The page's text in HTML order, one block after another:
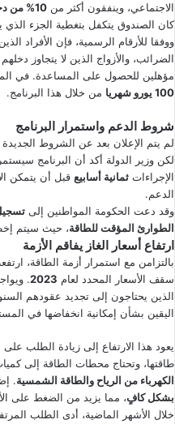
الاجتماعي، وينفقون أكثر من 10% من دخلهم
كان الصندوق يتكفل بتغطية الجزء الذي
ووفقا للأرقام الرسمية، فإن الأفراد
الضرائب، والأزواج الذين لا يتجاوز
مؤهلين للحصول على المساعدة. في
100 يورو شهريا
من خلال هذا البرنامج.
شروط الدعم واستمرار البرنامج
لم يتم الإعلان بعد عن الشروط
لكن وزير الدولة أكد أن البرنامج
الإجراءات ثمانية أسابيع قبل أن يتمكن
الدعم.
وقد دعت الحكومة المواطنين إلى
الطوارئ المؤقت للطاقة، حيث سيتم
ارتفاع أسعار الغاز يفاقم الأزمة
بالتزامن مع استمرار أزمة الطاقة،
سقف الأسعار المحدد لعام 2023
.
الذين يحتاجون إلى تجديد عقودهم
اليقين بشأن إمكانية انخفاضها في
يعود هذا الارتفاع إلى زيادة الطلب
طاقتها، وتحتاج محطات الطاقة إلى
الكهرباء من الرياح والطاقة الشمسية.
بشكل كافٍ، مما يزيد من الضغط على
خلال الأشهر الماضية، أدى الطلب